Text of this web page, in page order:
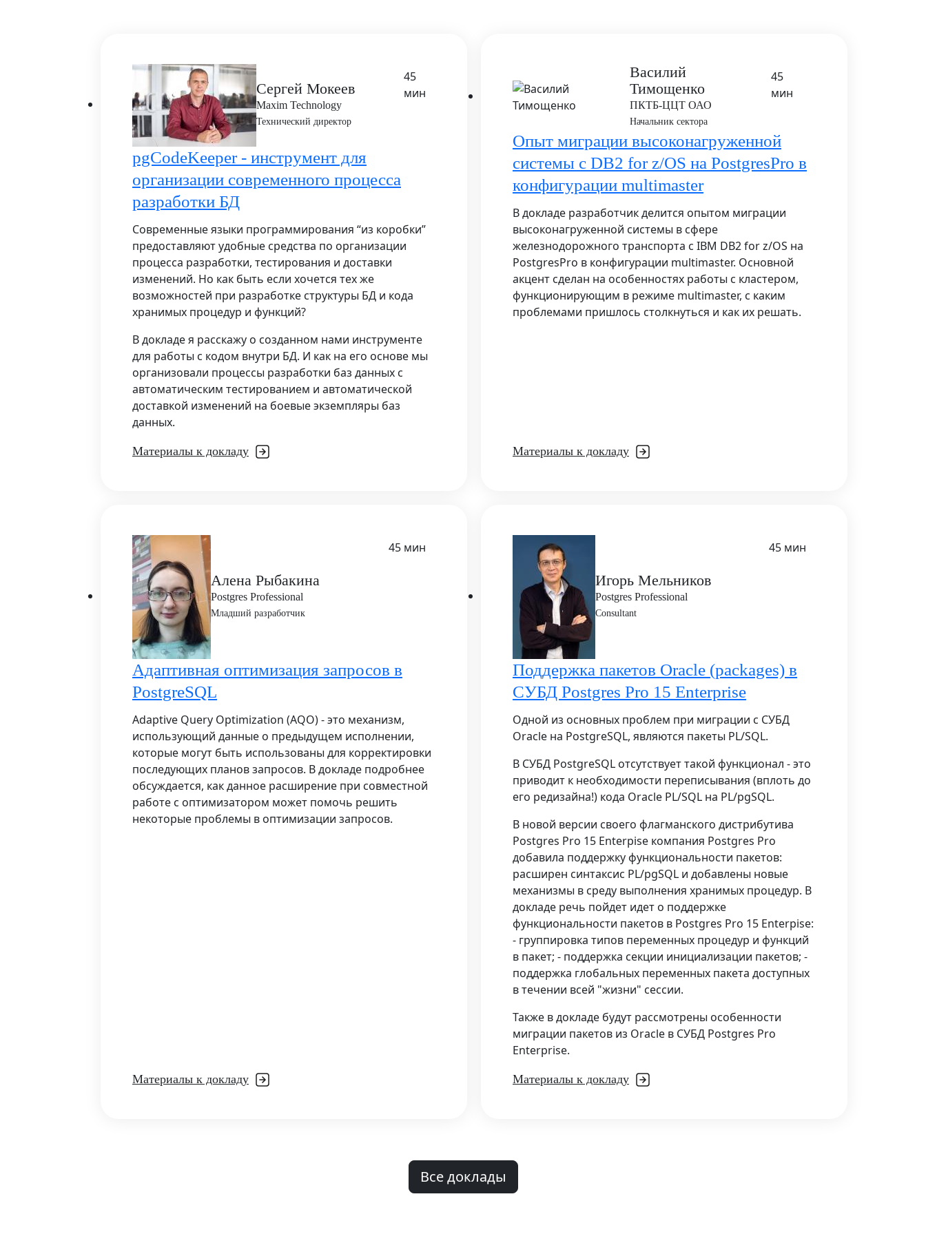
Сергей Мокеев
Maxim Technology
Технический директор
45
мин
pgCodeKeeper - инструмент для
организации современного процесса
разработки БД
Современные языки программирования “из коробки”
предоставляют удобные средства по организации
процесса разработки, тестирования и доставки
изменений. Но как быть если хочется тех же
возможностей при разработке структуры БД и кода
хранимых процедур и функций?
В докладе я расскажу о созданном нами инструменте
для работы с кодом внутри БД. И как на его основе мы
организовали процессы разработки баз данных с
автоматическим тестированием и автоматической
доставкой изменений на боевые экземпляры баз
данных.
Материалы к докладу
Василий
Тимощенко
ПКТБ-ЦЦТ ОАО
Начальник сектора
45
мин
Опыт миграции высоконагруженной
системы с DB2 for z/OS на PostgresPro в
конфигурации multimaster
В докладе разработчик делится опытом миграции
высоконагруженной системы в сфере
железнодорожного транспорта с IBM DB2 for z/OS на
PostgresPro в конфигурации multimaster. Основной
акцент сделан на особенностях работы с кластером,
функционирующим в режиме multimaster, с каким
проблемами пришлось столкнуться и как их решать.
Материалы к докладу
Алена Рыбакина
Postgres Professional
Младший разработчик
45 мин
Адаптивная оптимизация запросов в
PostgreSQL
Adaptive Query Optimization (AQO) - это механизм,
использующий данные о предыдущем исполнении,
которые могут быть использованы для корректировки
последующих планов запросов. В докладе подробнее
обсуждается, как данное расширение при совместной
работе с оптимизатором может помочь решить
некоторые проблемы в оптимизации запросов.
Материалы к докладу
Игорь Мельников
Postgres Professional
Consultant
45 мин
Поддержка пакетов Oracle (packages) в
СУБД Postgres Pro 15 Enterprise
Одной из основных проблем при миграции с СУБД
Oracle на PostgreSQL, являются пакеты PL/SQL.
В СУБД PostgreSQL отсутствует такой функционал - это
приводит к необходимости переписывания (вплоть до
его редизайна!) кода Oracle PL/SQL на PL/pgSQL.
В новой версии своего флагманского дистрибутива
Postgres Pro 15 Enterpise компания Postgres Pro
добавила поддержку функциональности пакетов:
расширен синтаксис PL/pgSQL и добавлены новые
механизмы в среду выполнения хранимых процедур. В
докладе речь пойдет идет о поддержке
функциональности пакетов в Postgres Pro 15 Enterpise:
- группировка типов переменных процедур и функций
в пакет; - поддержка секции инициализации пакетов; -
поддержка глобальных переменных пакета доступных
в течении всей "жизни" сессии.
Также в докладе будут рассмотрены особенности
миграции пакетов из Oracle в СУБД Postgres Pro
Enterprise.
Материалы к докладу
Все доклады